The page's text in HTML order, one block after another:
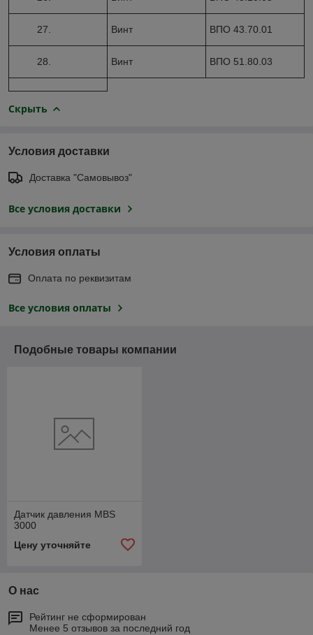
27. Винт ВПО 43.70.01
28. Винт ВПО 51.80.03
Скрыть
Условия доставки
Доставка "Самовывоз"
Все условия доставки
Условия оплаты
Оплата по реквизитам
Все условия оплаты
Подобные товары компании
Датчик давления MBS
3000
Цену уточняйте
О нас
Рейтинг не сформирован
Менее 5 отзывов за последний год